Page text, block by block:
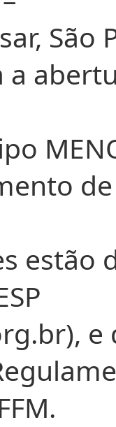
São
de
estão
e